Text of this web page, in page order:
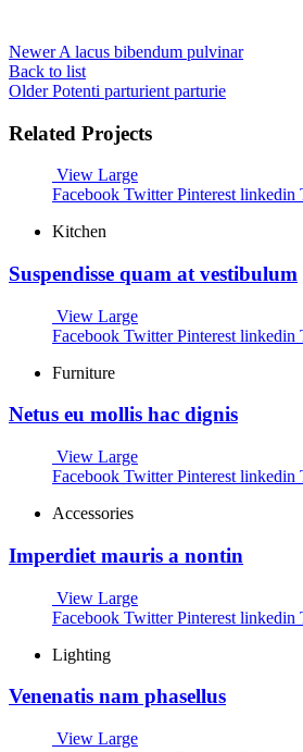
Newer A lacus bibendum pulvinar
Back to list
Older Potenti parturient parturie
Related Projects
View Large
Facebook Twitter Pinterest linkedin
Kitchen
Suspendisse quam at vestibulum
View Large
Facebook Twitter Pinterest linkedin
Furniture
Netus eu mollis hac dignis
View Large
Facebook Twitter Pinterest linkedin
Accessories
Imperdiet mauris a nontin
View Large
Facebook Twitter Pinterest linkedin
Lighting
Venenatis nam phasellus
View Large